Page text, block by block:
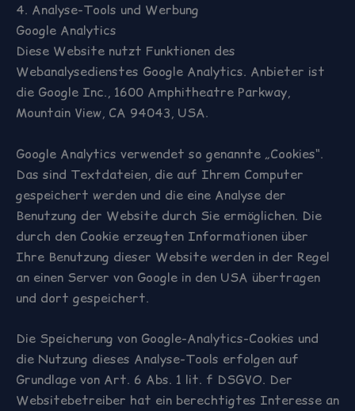
4. Analyse-Tools und Werbung
Google Analytics
Diese Website nutzt Funktionen des
Webanalysedienstes Google Analytics. Anbieter ist
die Google Inc., 1600 Amphitheatre Parkway,
Mountain View, CA 94043, USA.
Google Analytics verwendet so genannte „Cookies“.
Das sind Textdateien, die auf Ihrem Computer
gespeichert werden und die eine Analyse der
Benutzung der Website durch Sie ermöglichen. Die
durch den Cookie erzeugten Informationen über
Ihre Benutzung dieser Website werden in der Regel
an einen Server von Google in den USA übertragen
und dort gespeichert.
Die Speicherung von Google-Analytics-Cookies und
die Nutzung dieses Analyse-Tools erfolgen auf
Grundlage von Art. 6 Abs. 1 lit. f DSGVO. Der
Websitebetreiber hat ein berechtigtes Interesse an